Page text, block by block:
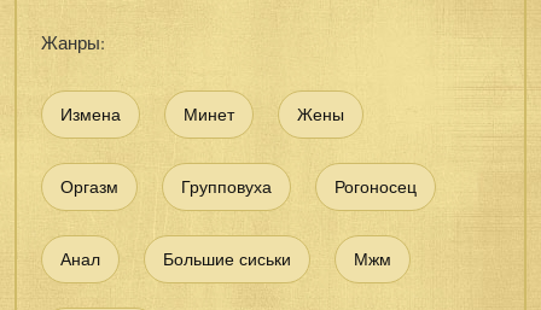
Жанры:
Измена Минет Жены
Оргазм Групповуха Рогоносец
Анал Большие сиськи Мжм